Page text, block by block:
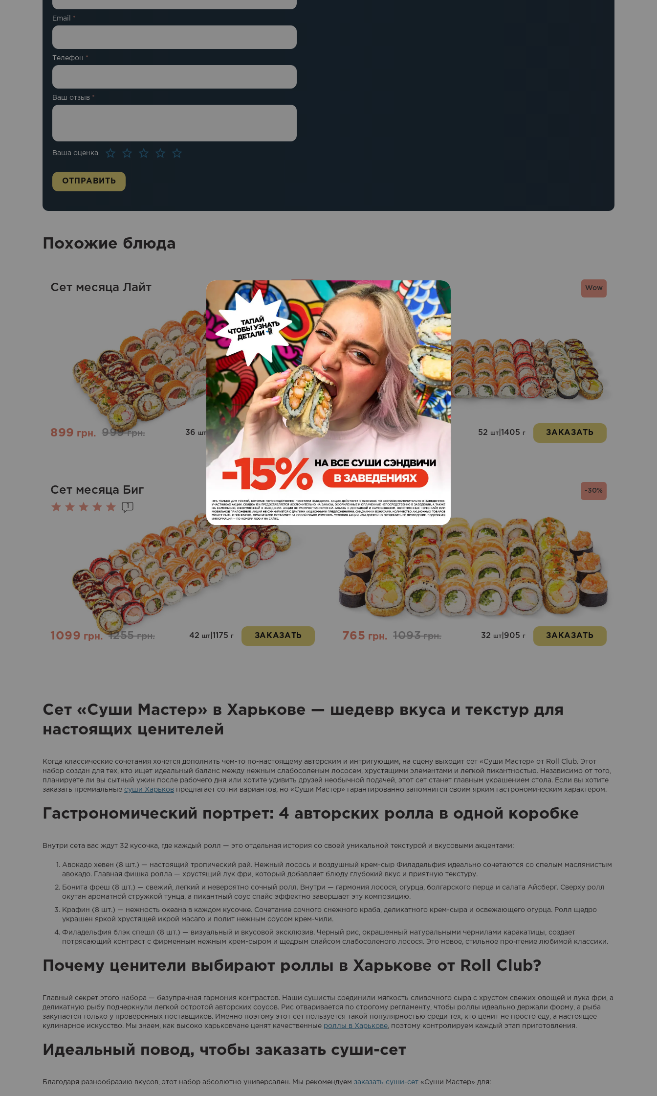
Email *
Телефон *
Ваша оценка
Ваш отзыв *
Похожие блюда
Wow
Сет месяца Лайт
999грн.
899грн. 36 шт 1030 ЗАКАЗАТЬ
Wow
Сет месяца Макс
1565
1399грн. 52 шт 1405 г ЗАКАЗАТЬ
Wow
Сет месяца Биг
1255грн.
1099грн. 42 шт |1175 г ЗАКАЗАТЬ
-30%
Гурман
Оценка
5.00
из 5
3
1093грн.
765грн. 32 шт 905 г ЗАКАЗАТЬ
Сет «Суши Мастер» в Харькове — шедевр вкуса и текстур для
настоящих ценителей
Когда классические сочетания хочется дополнить чем-то по-настоящему авторским и интригующим, на сцену выходит сет «Суши Мастер» от Roll Club. Этот
набор создан для тех, кто ищет идеальный баланс между нежным слабосоленым лососем, хрустящими элементами и легкой пикантностью. Независимо от того,
планируете ли вы сытный ужин после рабочего дня или хотите удивить друзей необычной подачей, этот сет станет главным украшением стола. Если вы хотите
заказать премиальные суши Харьков предлагает сотни вариантов, но «Суши Мастер» гарантированно запомнится своим ярким гастрономическим характером.
Гастрономический портрет: 4 авторских ролла в одной коробке
Внутри сета вас ждут 32 кусочка, где каждый ролл — это отдельная история со своей уникальной текстурой и вкусовыми акцентами:
Авокадо хевен (8 шт.) — настоящий тропический рай. Нежный лосось и воздушный крем-сыр Филадельфия идеально сочетаются со спелым маслянистым
авокадо. Главная фишка ролла — хрустящий лук фри, который добавляет блюду глубокий вкус и приятную текстуру.
Бонита фреш (8 шт.) — свежий, легкий и невероятно сочный ролл. Внутри — гармония лосося, огурца, болгарского перца и салата Айсберг. Сверху ролл
окутан ароматной стружкой тунца, а пикантный соус спайс эффектно завершает эту композицию.
Крафин (8 шт.) — нежность океана в каждом кусочке. Сочетание сочного снежного краба, деликатного крем-сыра и освежающего огурца. Ролл щедро
украшен яркой хрустящей икрой масаго и полит нежным соусом крем-чили.
Филадельфия блэк спешл (8 шт.) — визуальный и вкусовой эксклюзив. Черный рис, окрашенный натуральными чернилами каракатицы, создает
потрясающий контраст с фирменным нежным крем-сыром и щедрым слайсом слабосоленого лосося. Это новое, стильное прочтение любимой классики.
Почему ценители выбирают роллы в Харькове от Roll Club?
Главный секрет этого набора — безупречная гармония контрастов. Наши сушисты соединили мягкость сливочного сыра с хрустом свежих овощей и лука фри, а
деликатную рыбу подчеркнули легкой остротой авторских соусов. Рис отваривается по строгому регламенту, чтобы роллы идеально держали форму, а рыба
закупается только у проверенных поставщиков. Именно поэтому этот сет пользуется такой популярностью среди тех, кто ценит не просто еду, а настоящее
кулинарное искусство. Мы знаем, как высоко харьковчане ценят качественные роллы в Харькове , поэтому контролируем каждый этап приготовления.
Идеальный повод, чтобы заказать суши-сет
Благодаря разнообразию вкусов, этот набор абсолютно универсален. Мы рекомендуем заказать суши-сет «Суши Мастер» для: